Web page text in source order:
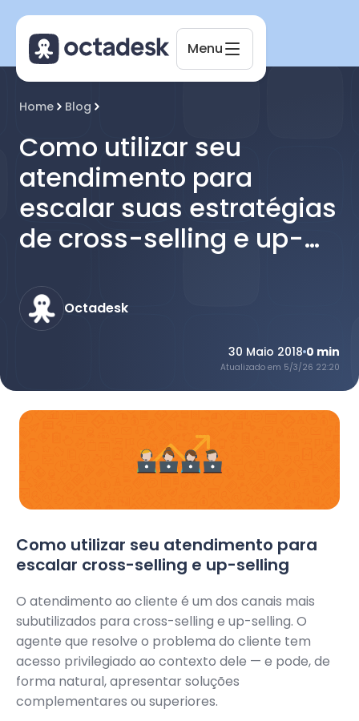
Menu
Home Blog
Como utilizar seu
atendimento para
escalar suas estratégias
de cross-selling e up-
Octadesk
30 Maio 2018 0 min
Atualizado em 5/3/26 22:20
Como utilizar seu atendimento para
escalar cross-selling e up-selling
O atendimento ao cliente é um dos canais mais
subutilizados para cross-selling e up-selling. O
agente que resolve o problema do cliente tem
acesso privilegiado ao contexto dele — e pode, de
forma natural, apresentar soluções
complementares ou superiores.
Online agora